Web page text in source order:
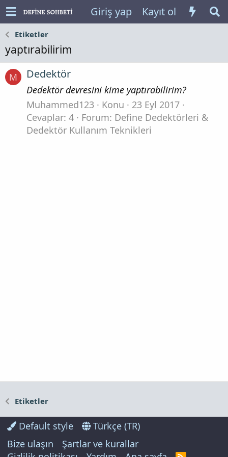
Giriş yap Kayıt ol
Etiketler
yaptırabilirim
M Dedektör
Dedektör devresini kime yaptırabilirim?
Muhammed123
Konu
23 Eyl 2017
Cevaplar: 4
Forum: Define Dedektörleri &
Dedektör Kullanım Teknikleri
Etiketler
Default style
Türkçe (TR)
Bize ulaşın
Şartlar ve kurallar